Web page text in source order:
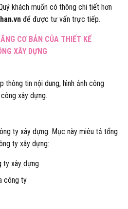
khách muốn có thông chi tiết hơn
để được tư vấn trực tiếp.
CƠ BẢN CỦA THIẾT KẾ
XÂY DỰNG
thông tin nội dung, hình ảnh công
xây dựng.
ty xây dựng: Mục này miêu tả tổng
ty xây dựng:
ty xây dựng
công ty